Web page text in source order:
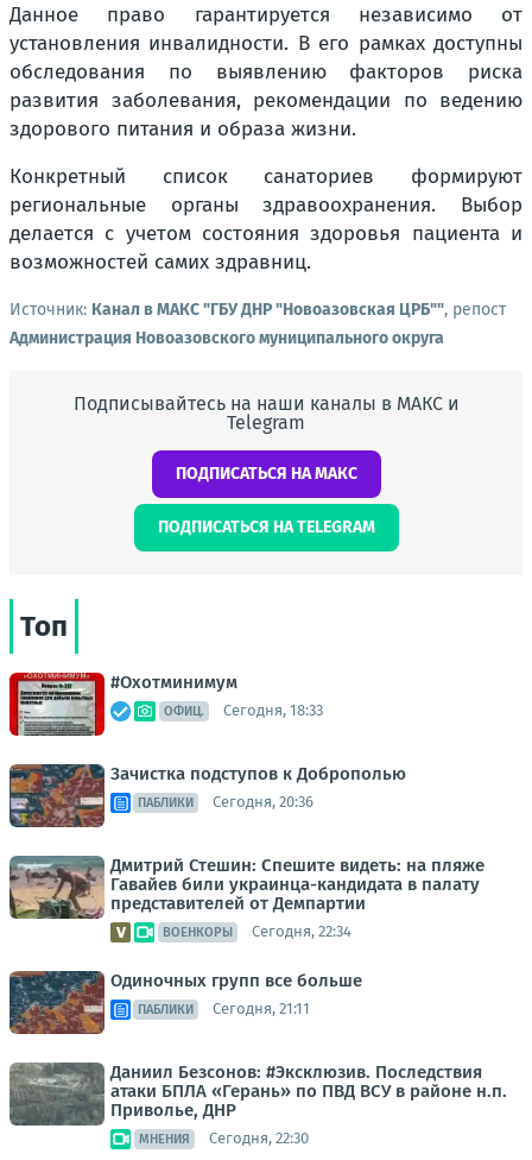
Данное право гарантируется независимо от
установления инвалидности. В его рамках доступны
обследования по выявлению факторов риска
развития заболевания, рекомендации по ведению
здорового питания и образа жизни.
Конкретный список санаториев формируют
региональные органы здравоохранения. Выбор
делается с учетом состояния здоровья пациента и
возможностей самих здравниц.
Источник: Канал в МАКС "ГБУ ДНР "Новоазовская ЦРБ"", репост
Администрация Новоазовского муниципального округа
Подписывайтесь на наши каналы в МАКС и
Telegram
ПОДПИСАТЬСЯ НА МАКС
ПОДПИСАТЬСЯ НА TELEGRAM
Топ
#Охотминимум
ОФИЦ. Сегодня, 18:33
Зачистка подступов к Доброполью
ПАБЛИКИ Сегодня, 20:36
Дмитрий Стешин: Спешите видеть: на пляже
Гавайев били украинца-кандидата в палату
представителей от Демпартии
ВОЕНКОРЫ Сегодня, 22:34
Одиночных групп все больше
ПАБЛИКИ Сегодня, 21:11
Даниил Безсонов: #Эксклюзив. Последствия
атаки БПЛА «Герань» по ПВД ВСУ в районе н.п.
Приволье, ДНР
МНЕНИЯ Сегодня, 22:30